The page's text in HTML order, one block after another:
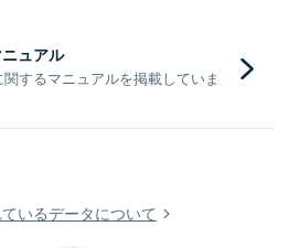
ュアル
するマニュアルを掲載していま
いるデータについて